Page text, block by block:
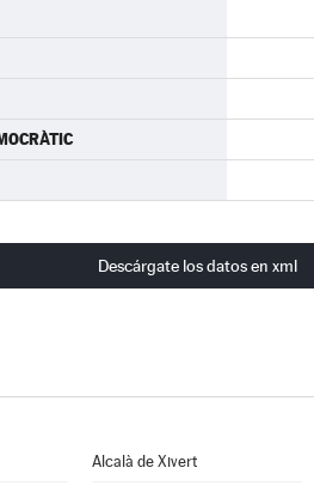
Descárgate los datos en xml
Alcalà de Xivert